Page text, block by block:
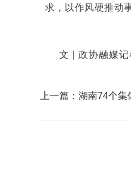
求，以作风硬推动
文 | 政协融媒记
上一篇：湖南74个